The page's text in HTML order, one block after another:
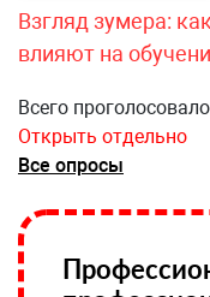
Взгляд зумера:
влияют на
Всего
Открыть отдельно
Все опросы